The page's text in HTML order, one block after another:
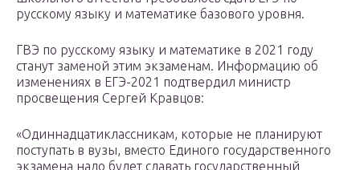
русскому языку и математике базового уровня.
ГВЭ по русскому языку и математике в 2021 году
станут заменой этим экзаменам. Информацию об
изменениях в ЕГЭ-2021 подтвердил министр
просвещения Сергей Кравцов:
«Одиннадцатиклассникам, которые не планируют
поступать в вузы, вместо Единого государственного
экзамена надо будет сдавать государственный